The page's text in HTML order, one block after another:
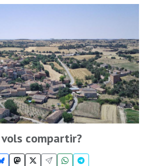
vols compartir?